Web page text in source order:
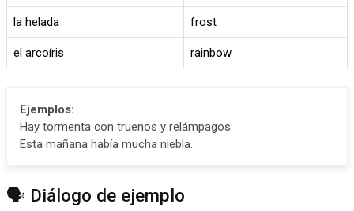
la helada frost
el arcoíris rainbow
Ejemplos:
Hay tormenta con truenos y relámpagos.
Esta mañana había mucha niebla.
🗣️ Diálogo de ejemplo